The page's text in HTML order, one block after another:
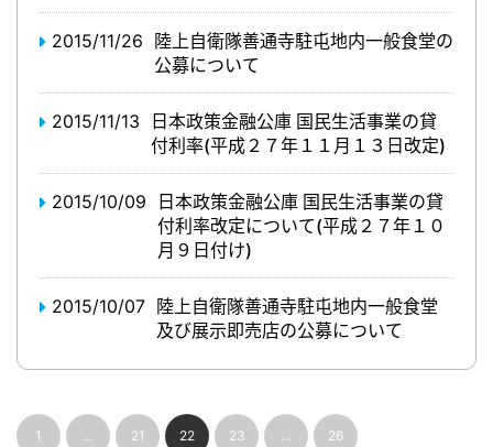
2015/11/26
陸上自衛隊善通寺駐屯地内一般食堂の
公募について
2015/11/13
日本政策金融公庫 国民生活事業の貸
付利率(平成２７年１１月１３日改定)
2015/10/09
日本政策金融公庫 国民生活事業の貸
付利率改定について(平成２７年１０
月９日付け)
2015/10/07 陸上自衛隊善通寺駐屯地内一般食堂
及び展示即売店の公募について
1 … 21 22 23 … 26